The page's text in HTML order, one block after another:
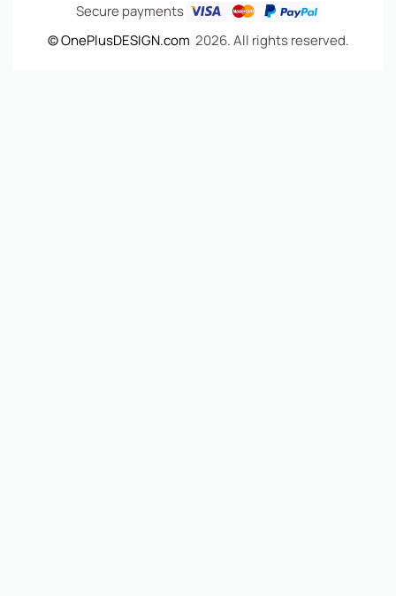
Secure payments
© OnePlusDESIGN.com 2026. All rights reserved.